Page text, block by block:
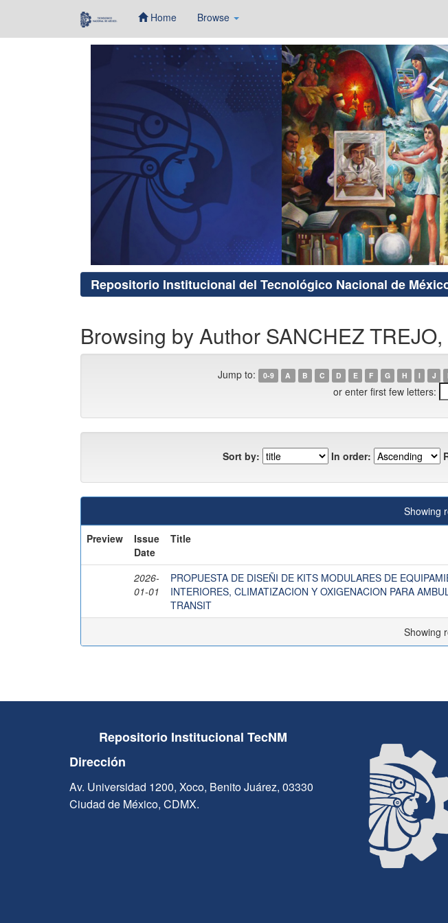
Home Browse
Repositorio Institucional del Tecnológico Nacional de
Browsing by Author SANCHEZ
Jump to: 0-9 A B C D E F G H I J
or enter first few letters:
Sort by: In order:
Showing
Preview
Issue
Date
Title
2026-
01-01
PROPUESTA DE DISEÑI DE KITS MODULARES DE
INTERIORES, CLIMATIZACION Y OXIGENACION PARA
TRANSIT
Showing
Repositorio Institucional TecNM
Dirección
Av. Universidad 1200, Xoco, Benito Juárez, 03330
Ciudad de México, CDMX.